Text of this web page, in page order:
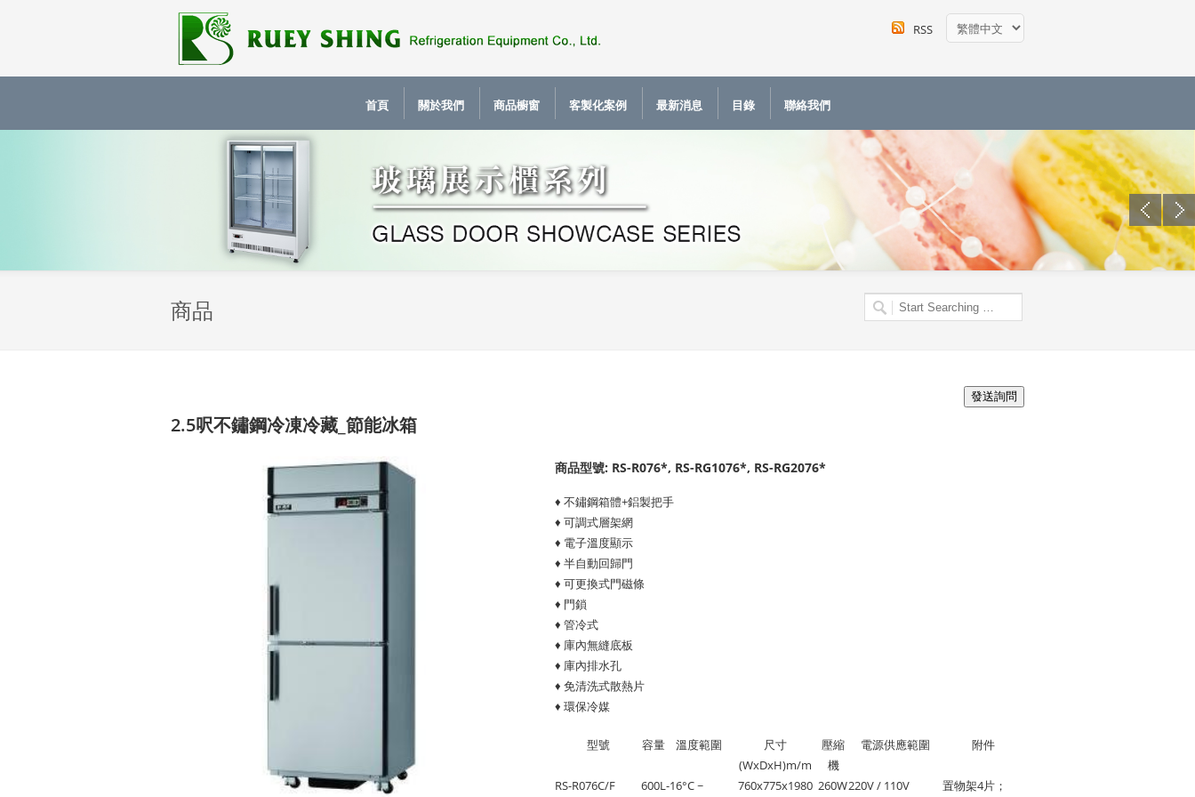
RSS
首頁 關於我們 商品櫥窗 客製化案例 最新消息 目錄 聯絡我們
商品
2.5呎不鏽鋼冷凍冷藏_節能冰箱
商品型號: RS-R076*, RS-RG1076*, RS-RG2076*
♦ 不鏽鋼箱體+鋁製把手
♦ 可調式層架網
♦ 電子溫度顯示
♦ 半自動回歸門
♦ 可更換式門磁條
♦ 門鎖
♦ 管冷式
♦ 庫內無縫底板
♦ 庫內排水孔
♦ 免清洗式散熱片
♦ 環保冷媒
型號 容量 溫度範圍
尺寸
(WxDxH)m/m
壓縮
機
電源供應範圍 附件
RS-R076C/F 600L -16°C ~ 760x775x1980 260W220V / 110V 置物架4片；